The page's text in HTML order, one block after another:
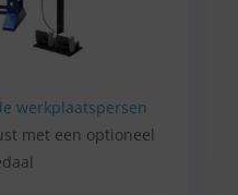
werkplaatspersen
met een optioneel